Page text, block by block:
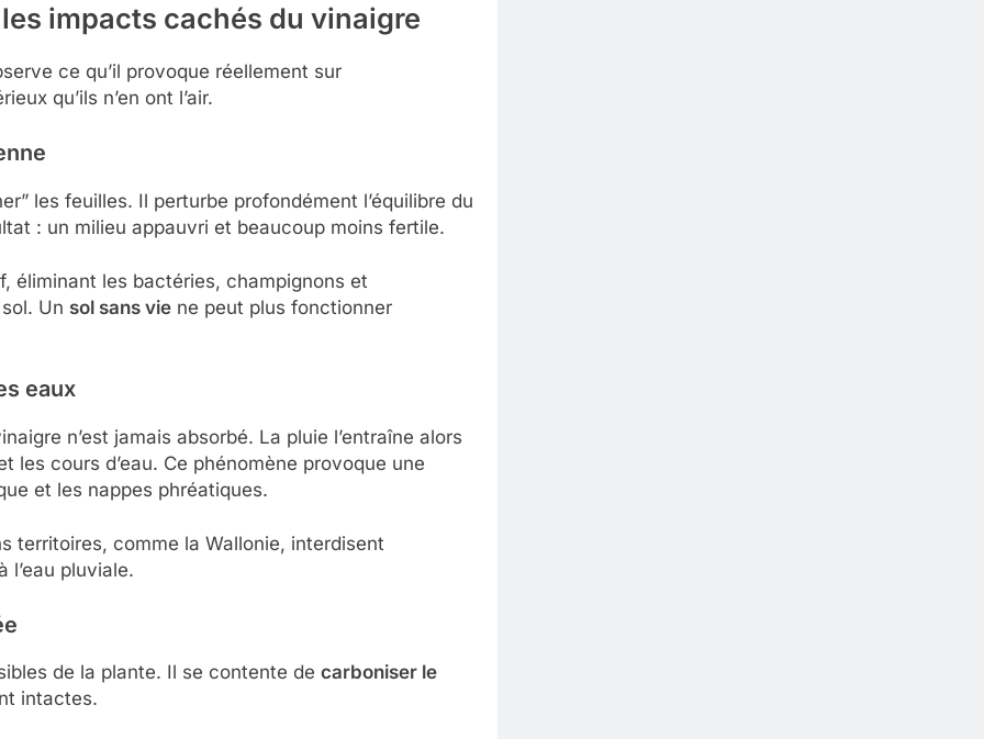
impacts cachés du vinaigre
ce qu’il provoque réellement sur
qu’ils n’en ont l’air.
les feuilles. Il perturbe profondément l’équilibre du
: un milieu appauvri et beaucoup moins fertile.
éliminant les bactéries, champignons et
Un sol sans vie ne peut plus fonctionner
eaux
n’est jamais absorbé. La pluie l’entraîne alors
les cours d’eau. Ce phénomène provoque une
et les nappes phréatiques.
territoires, comme la Wallonie, interdisent
l’eau pluviale.
de la plante. Il se contente de carboniser le
intactes.